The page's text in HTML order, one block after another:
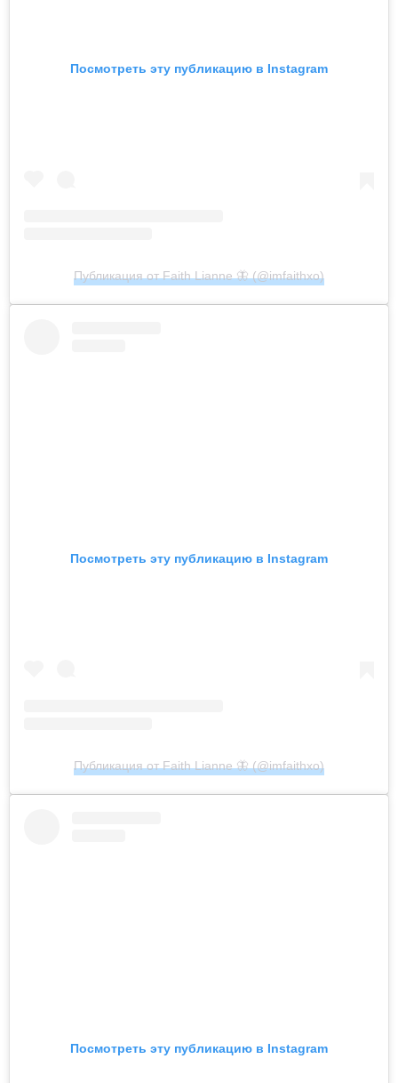
Посмотреть эту публикацию в Instagram
Публикация от Faith Lianne 🦋 (@imfaithxo)
Посмотреть эту публикацию в Instagram
Публикация от Faith Lianne 🦋 (@imfaithxo)
Посмотреть эту публикацию в Instagram